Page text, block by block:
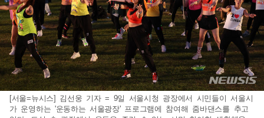
[서울=뉴시스] 김선웅 기자 = 9일 서울시청 광장에서 시민들이 서울시
가 운영하는 '운동하는 서울광장' 프로그램에 참여해 줌바댄스를 추고